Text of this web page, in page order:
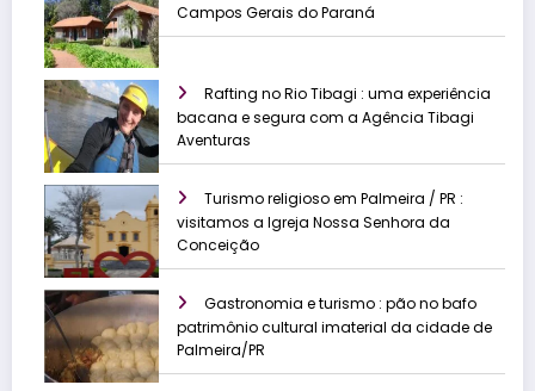
Campos Gerais do Paraná
Rafting no Rio Tibagi : uma experiência
bacana e segura com a Agência Tibagi
Aventuras
Turismo religioso em Palmeira / PR :
visitamos a Igreja Nossa Senhora da
Conceição
Gastronomia e turismo : pão no bafo
patrimônio cultural imaterial da cidade de
Palmeira/PR